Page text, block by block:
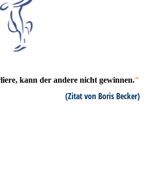
kann der andere nicht gewinnen."
(Zitat von Boris Becker)